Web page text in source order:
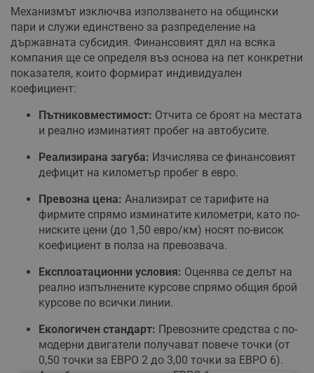
Механизмът изключва използването на общински
пари и служи единствено за разпределение на
държавната субсидия. Финансовият дял на всяка
компания ще се определя въз основа на пет конкретни
показателя, които формират индивидуален
коефициент:
Пътниковместимост: Отчита се броят на местата
и реално изминатият пробег на автобусите.
Реализирана загуба: Изчислява се финансовият
дефицит на километър пробег в евро.
Превозна цена: Анализират се тарифите на
фирмите спрямо изминатите километри, като по-
ниските цени (до 1,50 евро/км) носят по-висок
коефициент в полза на превозвача.
Експлоатационни условия: Оценява се делът на
реално изпълнените курсове спрямо общия брой
курсове по всички линии.
Екологичен стандарт: Превозните средства с по-
модерни двигатели получават повече точки (от
0,50 точки за ЕВРО 2 до 3,00 точки за ЕВРО 6).